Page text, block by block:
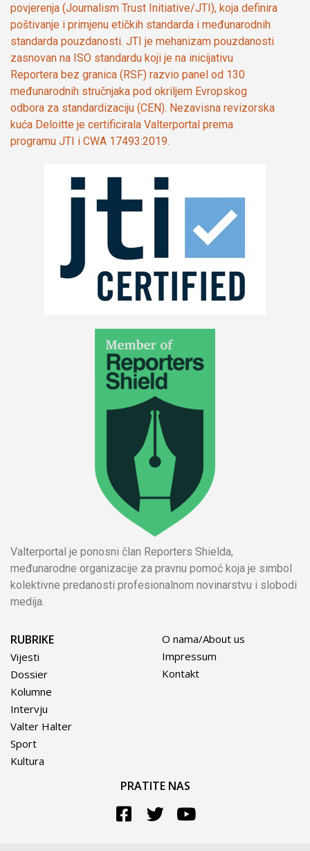
povjerenja (Journalism Trust Initiative/JTI), koja definira
poštivanje i primjenu etičkih standarda i međunarodnih
standarda pouzdanosti. JTI je mehanizam pouzdanosti
zasnovan na ISO standardu koji je na inicijativu
Reportera bez granica (RSF) razvio panel od 130
međunarodnih stručnjaka pod okriljem Evropskog
odbora za standardizaciju (CEN). Nezavisna revizorska
kuća Deloitte je certificirala Valterportal prema
programu JTI i CWA 17493:2019.
Valterportal je ponosni član Reporters Shielda,
međunarodne organizacije za pravnu pomoć koja je simbol
kolektivne predanosti profesionalnom novinarstvu i slobodi
medija.
RUBRIKE
Vijesti
Dossier
Kolumne
Intervju
Valter Halter
Sport
Kultura
O nama/About us
Impressum
Kontakt
PRATITE NAS